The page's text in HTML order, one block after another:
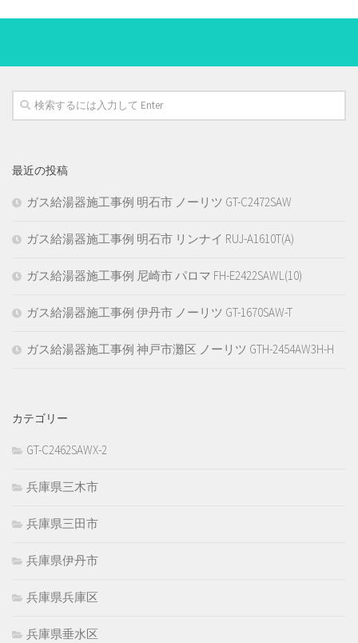
最近の投稿
ガス給湯器施工事例 明石市 ノーリツ GT-C2472SAW
ガス給湯器施工事例 明石市 リンナイ RUJ-A1610T(A)
ガス給湯器施工事例 尼崎市 パロマ FH-E2422SAWL(10)
ガス給湯器施工事例 伊丹市 ノーリツ GT-1670SAW-T
ガス給湯器施工事例 神戸市灘区 ノーリツ GTH-2454AW3H-H
カテゴリー
GT-C2462SAWX-2
兵庫県三木市
兵庫県三田市
兵庫県伊丹市
兵庫県兵庫区
兵庫県垂水区